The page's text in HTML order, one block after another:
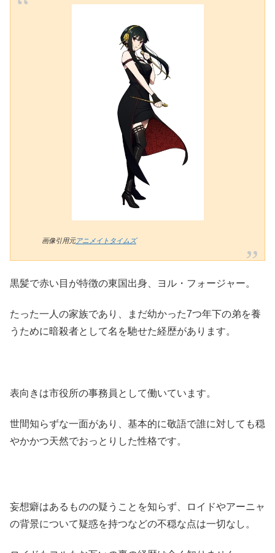
画像引用元アニメイトタイムズ
黒髪で赤い目が特徴の東国出身、ヨル・フォージャー。
たった一人の家族であり、まだ幼かった7つ年下の弟を養
うために暗殺者として名を馳せた経歴があります。
表向きは市役所の事務員として働いています。
世間知らずな一面があり、基本的に敬語で誰に対しても穏
やかかつ天然でおっとりした性格です。
妄想癖はあるものの疑うことを知らず、ロイドやアーニャ
の背景について疑惑を持つなどの不穏な点は一切なし。